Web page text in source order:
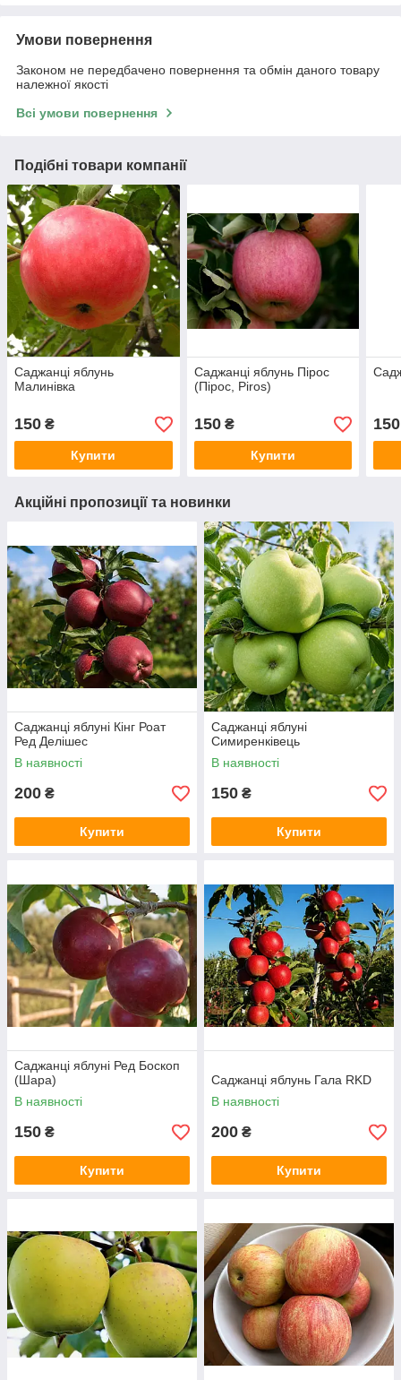
Умови повернення
Законом не передбачено повернення та обмін даного товару
належної якості
Всі умови повернення
Подібні товари компанії
Саджанці яблунь
Малинівка
150 ₴
Купити
Саджанці яблунь Пірос
(Пірос, Piros)
150₴
Купити
150
Акційні пропозиції та новинки
Саджанці яблуні Кінг Роат
Ред Делішес
В наявності
200 ₴
Купити
Саджанці яблуні
Симиренківець
В наявності
150 ₴
Купити
Саджанці яблуні Ред Боскоп
(Шара)
В наявності
150 ₴
Купити
Саджанці яблунь Гала RKD
В наявності
200 ₴
Купити